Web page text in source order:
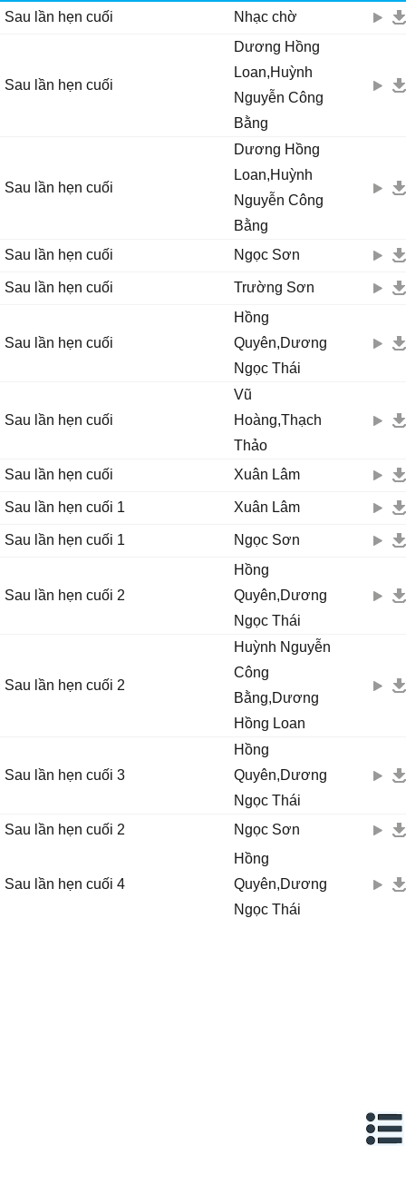
Nhìn cảnh đời ngăn cách đôi nơi .
Sau lần hẹn cuối Nhạc chờ
Sau lần hẹn cuối
Dương Hồng
Loan,Huỳnh
Nguyễn Công
Bằng
Sau lần hẹn cuối
Dương Hồng
Loan,Huỳnh
Nguyễn Công
Bằng
Sau lần hẹn cuối
Ngọc Sơn
Sau lần hẹn cuối Trường Sơn
Sau lần hẹn cuối
Hồng
Quyên,Dương
Ngọc Thái
Sau lần hẹn cuối
Vũ
Hoàng,Thạch
Thảo
Sau lần hẹn cuối
Xuân Lâm
Sau lần hẹn cuối 1 Xuân Lâm
Sau lần hẹn cuối 1 Ngọc Sơn
Sau lần hẹn cuối 2
Hồng
Quyên,Dương
Ngọc Thái
Sau lần hẹn cuối 2
Huỳnh Nguyễn
Công
Bằng,Dương
Hồng Loan
Sau lần hẹn cuối 3
Hồng
Quyên,Dương
Ngọc Thái
Sau lần hẹn cuối 2
Ngọc Sơn
Sau lần hẹn cuối 4
Hồng
Quyên,Dương
Ngọc Thái